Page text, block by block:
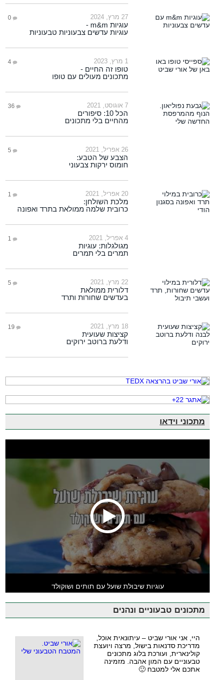
27 מרץ, 2024 0
עוגיות m&m -
עוגיות עדשים צבעוניות טבעוניות
1 מרץ, 2023 4
טופו זה החיים -
מתכונים מעולים עם טופו
7 אוגוסט, 2021 36
הכל 10: סיפורים
מהחיים בלי מתכונים
26 אפריל, 2021 5
הצבע של הטבע:
חומוס ירקות צבעוני
20 אפריל, 2021 1
מלכת השולחן:
כרובית שלמה ממולאת בתרד ואפונה
4 אפריל, 2021 1
מגולגלות: עוגיות
תמרים בלי תמרים
22 מרץ, 2021 5
דלורית ממולאת
בעדשים שחורות ותרד
18 מרץ, 2021 19
קציצות שעועית
ודלעת ברוטב ירוקים
מתכוני וידאו
עוגיות שיבולת שועל עם תותים ושוקולד
מתכונים טבעוניים ונהנים
היי, אני אורי שביט – עיתונאית אוכל,
מדריכת סדנאות בישול, מרצה ויועצת
קולינארית, ועורכת בלוג מתכונים
טבעוניים עם המון אהבה. מזמינה
אתכם אלי למטבח 🙂